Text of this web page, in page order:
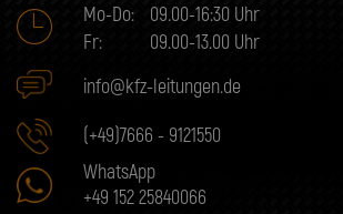
Mo-Do:
09.00-16:30 Uhr
Fr:
09.00-13.00 Uhr
info@kfz-leitungen.de
(+49)7666 - 9121550
WhatsApp
+49 152 25840066